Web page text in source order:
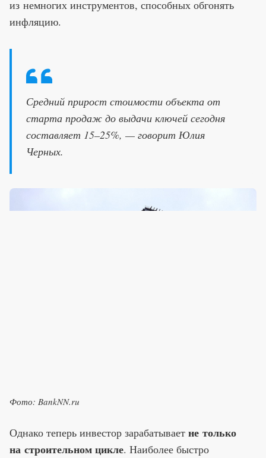
из немногих инструментов, способных обгонять
инфляцию.
Средний прирост стоимости объекта от
старта продаж до выдачи ключей сегодня
составляет 15–25%, — говорит Юлия
Черных.
Фото: BankNN.ru
Однако теперь инвестор зарабатывает не только
на строительном цикле. Наиболее быстро